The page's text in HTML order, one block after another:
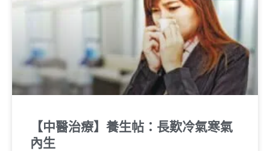
【中醫治療】養生帖：長歎冷氣寒氣
內生